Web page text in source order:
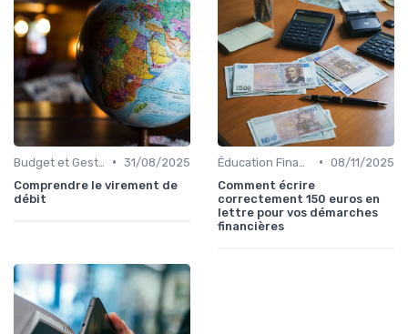
• 31/08/2025
Comprendre le virement de
débit
• 08/11/2025
Comment écrire
correctement 150 euros en
lettre pour vos démarches
financières